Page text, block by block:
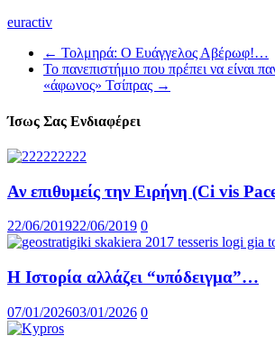
euractiv
← Τολμηρά: Ο Ευάγγελος Αβέρωφ!…
Το πανεπιστήμιο που πρέπει να είναι
«άφωνος» Τσίπρας →
Ίσως Σας Ενδιαφέρει
Αν επιθυμείς την Ειρήνη (Ci vis
22/06/201922/06/2019 0
Η Ιστορία αλλάζει “υπόδειγμα”…
07/01/202603/01/2026 0